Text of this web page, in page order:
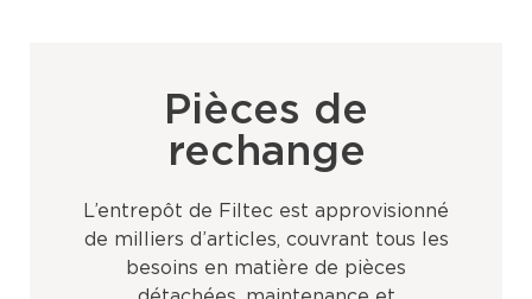
Pièces de
rechange
L’entrepôt de Filtec est approvisionné
de milliers d’articles, couvrant tous les
besoins en matière de pièces